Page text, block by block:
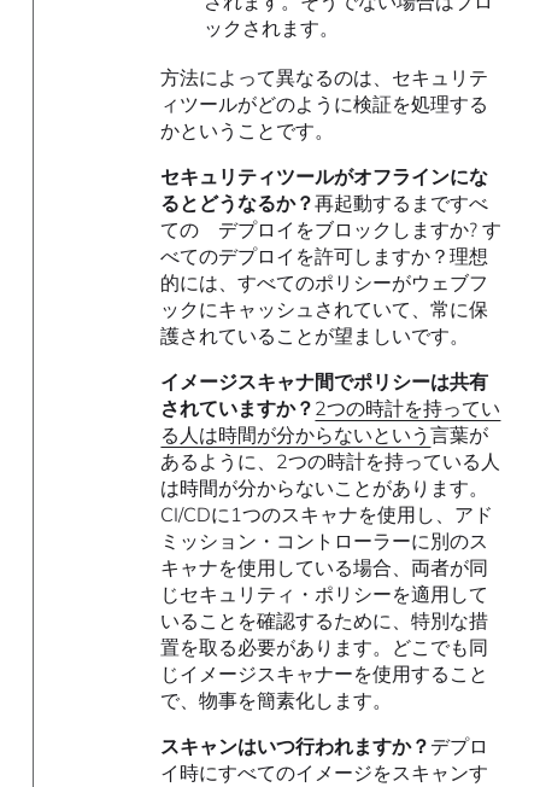
ックされます。
方法によって異なるのは、セキュリテ
ィツールがどのように検証を処理する
かということです。
セキュリティツールがオフラインにな
るとどうなるか？再起動するまですべ
ての デプロイをブロックしますか? す
べてのデプロイを許可しますか？理想
的には、すべてのポリシーがウェブフ
ックにキャッシュされていて、常に保
護されていることが望ましいです。
イメージスキャナ間でポリシーは共有
されていますか？ 2つの時計を持ってい
る人は時間が分からないという言葉が
あるように、2つの時計を持っている人
は時間が分からないことがあります。
CI/CDに1つのスキャナを使用し、アド
ミッション・コントローラーに別のス
キャナを使用している場合、両者が同
じセキュリティ・ポリシーを適用して
いることを確認するために、特別な措
置を取る必要があります。どこでも同
じイメージスキャナーを使用すること
で、物事を簡素化します。
スキャンはいつ行われますか？ デプロ
イ時にすべてのイメージをスキャンす